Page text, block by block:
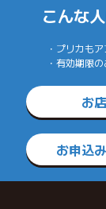
こんな
・プリカも
・有効期限
お
お申込